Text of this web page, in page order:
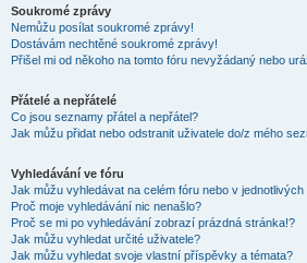
Soukromé zprávy
Nemůžu posílat soukromé zprávy!
Dostávám nechtěné soukromé zprávy!
Přišel mi od někoho na tomto fóru nevyžádaný nebo
Přátelé a nepřátelé
Co jsou seznamy přátel a nepřátel?
Jak můžu přidat nebo odstranit uživatele do/z mého
Vyhledávání ve fóru
Jak můžu vyhledávat na celém fóru nebo v jednotlivých
Proč moje vyhledávání nic nenašlo?
Proč se mi po vyhledávání zobrazí prázdná stránka!?
Jak můžu vyhledat určité uživatele?
Jak můžu vyhledat svoje vlastní příspěvky a témata?